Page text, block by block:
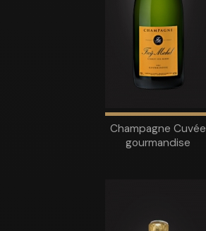
Champagne Cuvée
gourmandise